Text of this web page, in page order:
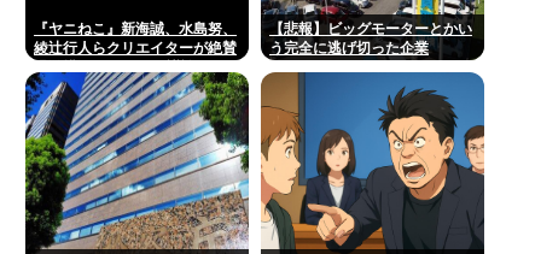
『ヤニねこ』新海誠、水島努、
綾辻行人らクリエイターが絶賛
【悲報】ビッグモーターとかい
う完全に逃げ切った企業